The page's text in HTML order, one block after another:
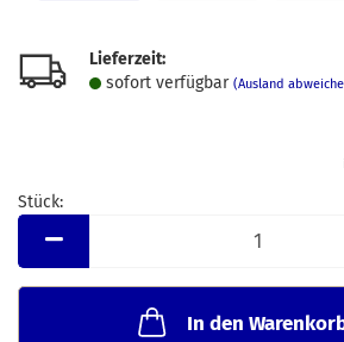
Lieferzeit:
sofort verfügbar (Ausland
Stück:
Stück
In den